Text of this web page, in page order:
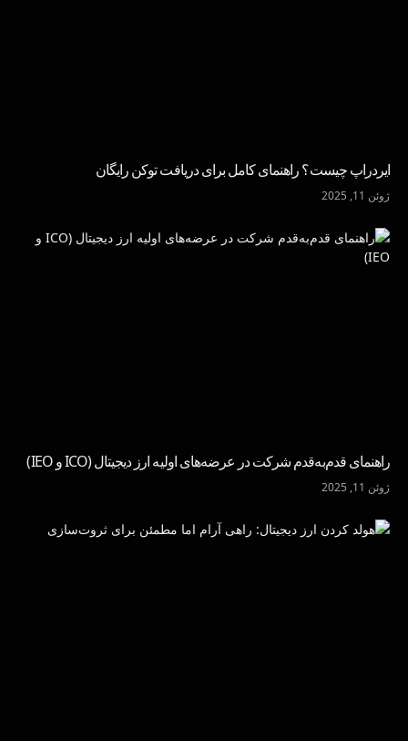
ایردراپ چیست؟ راهنمای کامل برای دریافت توکن رایگان
ژوئن 11, 2025
راهنمای قدم‌به‌قدم شرکت در عرضه‌های اولیه ارز دیجیتال (ICO و IEO)
ژوئن 11, 2025